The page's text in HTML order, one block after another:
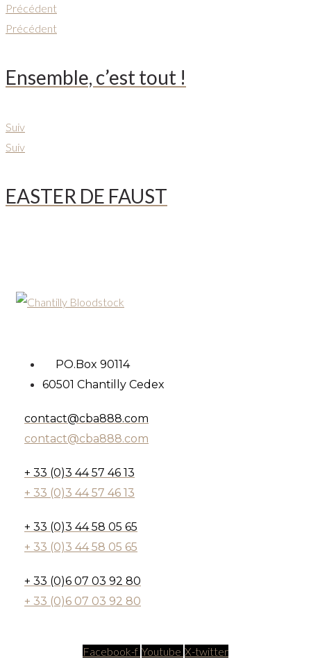
Précédent
Précédent
Ensemble, c’est tout !
Suiv
Suiv
EASTER DE FAUST
PO.Box 90114
60501 Chantilly Cedex
contact@cba888.com
contact@cba888.com
+ 33 (0)3 44 57 46 13
+ 33 (0)3 44 57 46 13
+ 33 (0)3 44 58 05 65
+ 33 (0)3 44 58 05 65
+ 33 (0)6 07 03 92 80
+ 33 (0)6 07 03 92 80
Facebook-f Youtube X-twitter